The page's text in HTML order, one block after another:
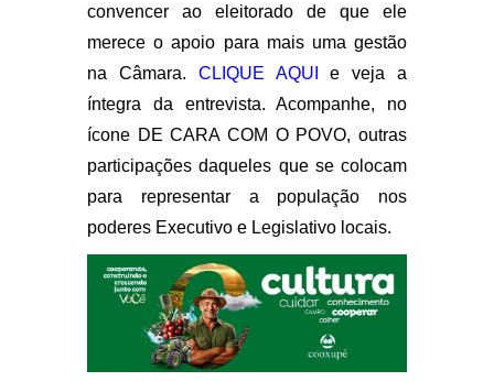
convencer ao eleitorado de que ele
merece o apoio para mais uma gestão
na Câmara. CLIQUE AQUI
e veja a
íntegra da entrevista. Acompanhe, no
ícone DE CARA COM O POVO, outras
participações daqueles que se colocam
para representar a população nos
poderes Executivo e Legislativo locais.